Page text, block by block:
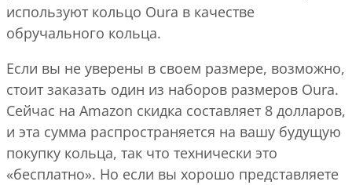
используют кольцо Oura в качестве
обручального кольца.
Если вы не уверены в своем размере, возможно,
стоит заказать один из наборов размеров Oura.
Сейчас на Amazon скидка составляет 8 долларов,
и эта сумма распространяется на вашу будущую
покупку кольца, так что технически это
«бесплатно». Но если вы хорошо представляете